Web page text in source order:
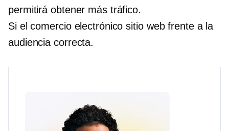
permitirá obtener más tráfico.
Si el comercio electrónico sitio web frente a la
audiencia correcta.